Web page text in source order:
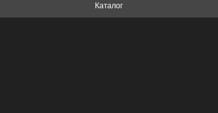
Каталог